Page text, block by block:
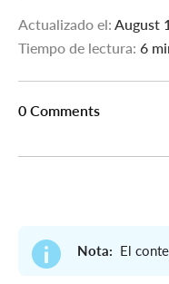
Actualizado el: August
Tiempo de lectura: 6
0 Comments
Nota: El